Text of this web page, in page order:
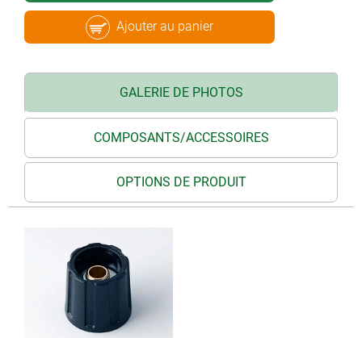
Ajouter au panier
GALERIE DE PHOTOS
COMPOSANTS/ACCESSOIRES
OPTIONS DE PRODUIT